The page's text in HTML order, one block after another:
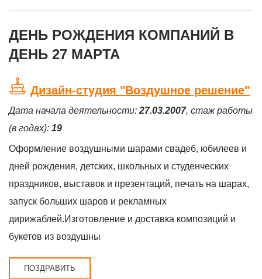
ДЕНЬ РОЖДЕНИЯ КОМПАНИЙ В
ДЕНЬ 27 МАРТА
Дизайн-студия "Воздушное решение"
Дата начала деятельности: 27.03.2007, стаж работы
(в годах): 19
Оформление воздушными шарами свадеб, юбилеев и
дней рождения, детских, школьных и студенческих
праздников, выставок и презентаций, печать на шарах,
запуск больших шаров и рекламных
дирижаблей.Изготовление и доставка композиций и
букетов из воздушны
ПОЗДРАВИТЬ